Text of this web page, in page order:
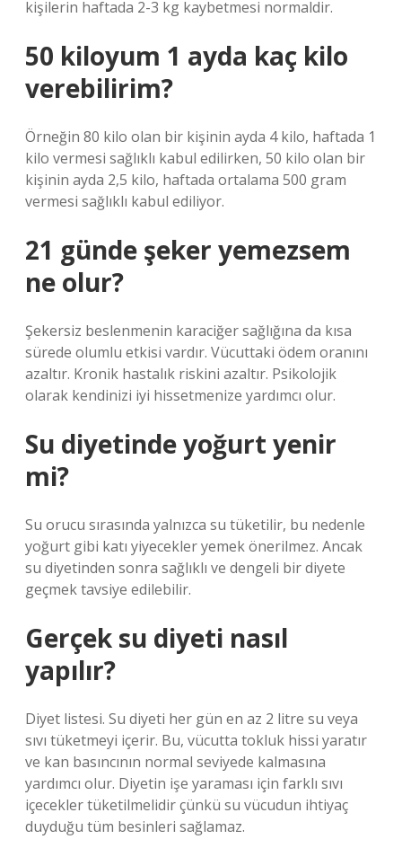
kişilerin haftada 2-3 kg kaybetmesi normaldir.
50 kiloyum 1 ayda kaç kilo
verebilirim?
Örneğin 80 kilo olan bir kişinin ayda 4 kilo, haftada 1
kilo vermesi sağlıklı kabul edilirken, 50 kilo olan bir
kişinin ayda 2,5 kilo, haftada ortalama 500 gram
vermesi sağlıklı kabul ediliyor.
21 günde şeker yemezsem
ne olur?
Şekersiz beslenmenin karaciğer sağlığına da kısa
sürede olumlu etkisi vardır. Vücuttaki ödem oranını
azaltır. Kronik hastalık riskini azaltır. Psikolojik
olarak kendinizi iyi hissetmenize yardımcı olur.
Su diyetinde yoğurt yenir
mi?
Su orucu sırasında yalnızca su tüketilir, bu nedenle
yoğurt gibi katı yiyecekler yemek önerilmez. Ancak
su diyetinden sonra sağlıklı ve dengeli bir diyete
geçmek tavsiye edilebilir.
Gerçek su diyeti nasıl
yapılır?
Diyet listesi. Su diyeti her gün en az 2 litre su veya
sıvı tüketmeyi içerir. Bu, vücutta tokluk hissi yaratır
ve kan basıncının normal seviyede kalmasına
yardımcı olur. Diyetin işe yaraması için farklı sıvı
içecekler tüketilmelidir çünkü su vücudun ihtiyaç
duyduğu tüm besinleri sağlamaz.